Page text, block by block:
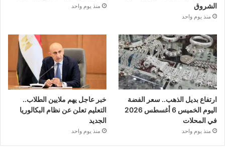
الشروق
منذ يوم واحد
منذ يوم واحد
ارتفاع بديل الذهب.. سعر الفضة
اليوم الخميس 6 أغسطس 2026
في المحلات
منذ يوم واحد
خبر عاجل يهم ملايين الطلاب..
التعليم تعلن عن نظام البكالوريا
الجديد
منذ يوم واحد